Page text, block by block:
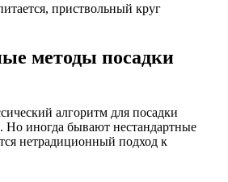
приствольный круг
методы посадки
алгоритм для посадки
Но иногда бывают нестандартные
нетрадиционный подход к